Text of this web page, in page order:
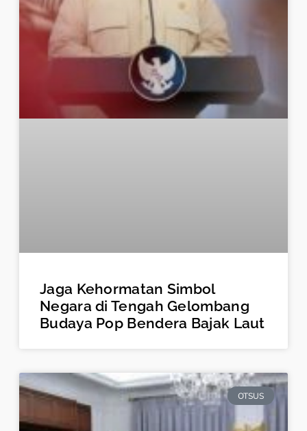
Jaga Kehormatan Simbol
Negara di Tengah Gelombang
Budaya Pop Bendera Bajak Laut
OTSUS